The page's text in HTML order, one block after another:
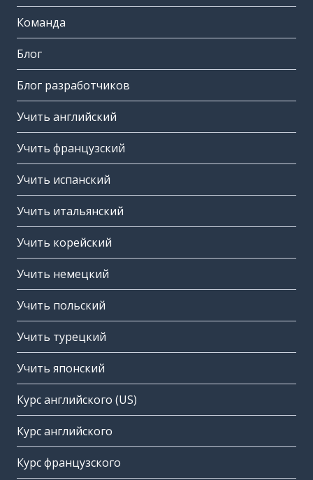
Команда
Блог
Блог разработчиков
Учить английский
Учить французский
Учить испанский
Учить итальянский
Учить корейский
Учить немецкий
Учить польский
Учить турецкий
Учить японский
Курс английского (US)
Курс английского
Курс французского